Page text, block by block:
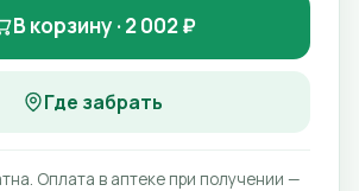
В корзину · 2 002 ₽
Где забрать
Оплата в аптеке при получении —